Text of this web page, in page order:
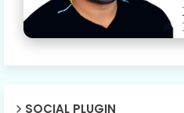
SOCIAL PLUGIN